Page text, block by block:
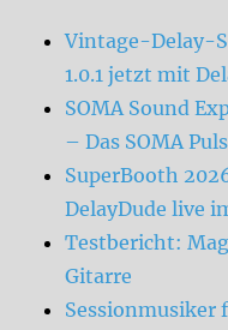
Vintage-Delay-
1.0.1 jetzt mit
SOMA Sound
– Das SOMA
SuperBooth
DelayDude live
Testbericht:
Gitarre
Sessionmusiker